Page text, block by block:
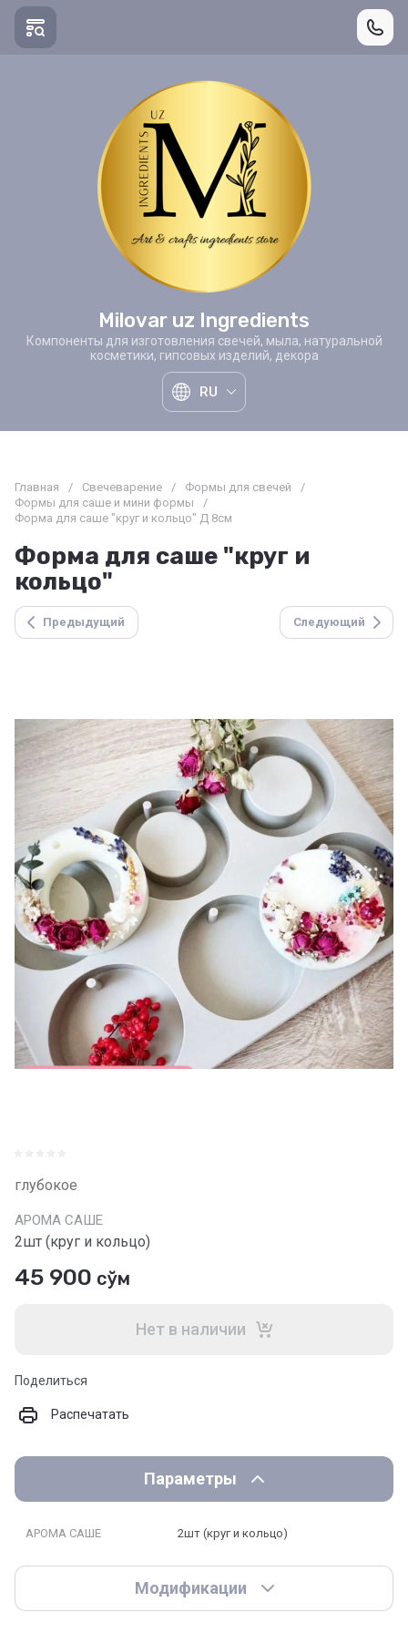
Milovar uz Ingredients
Компоненты для изготовления свечей, мыла, натуральной
косметики, гипсовых изделий, декора
RU
Главная / Свечеварение / Формы для свечей
/
Формы для саше и мини формы
/
Форма для саше "круг и кольцо" Д 8см
Форма для саше "круг и
кольцо"
Предыдущий Следующий
глубокое
АРОМА САШЕ
2шт (круг и кольцо)
45 900 сўм
Нет в наличии
Поделиться
Распечатать
Параметры
АРОМА САШЕ 2шт (круг и кольцо)
Модификации